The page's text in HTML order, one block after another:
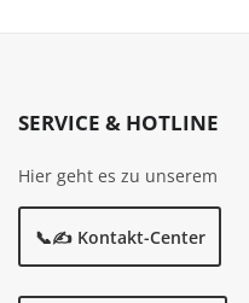
SERVICE & HOTLINE
Hier geht es zu unserem
📞✍️ Kontakt-Center